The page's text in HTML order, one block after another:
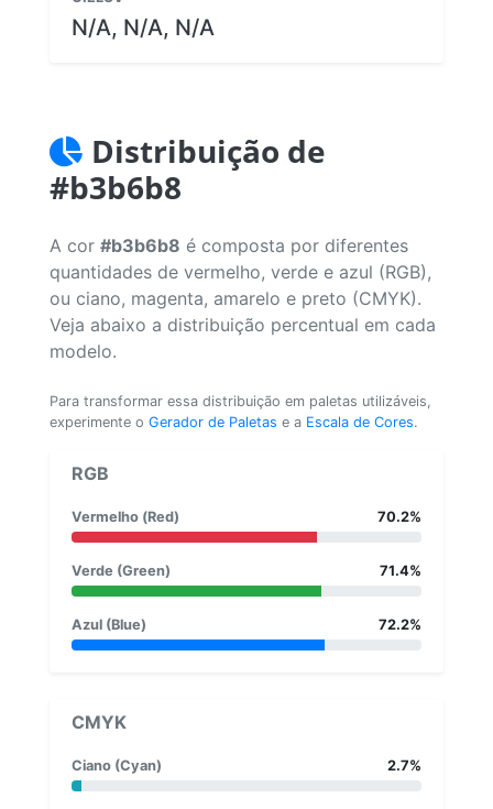
N/A, N/A, N/A
Distribuição de
#b3b6b8
A cor #b3b6b8 é composta por diferentes
quantidades de vermelho, verde e azul (RGB),
ou ciano, magenta, amarelo e preto (CMYK).
Veja abaixo a distribuição percentual em cada
modelo.
Para transformar essa distribuição em paletas utilizáveis,
experimente o Gerador de Paletas e a Escala de Cores.
RGB
Vermelho (Red) 70.2%
Verde (Green) 71.4%
Azul (Blue) 72.2%
CMYK
Ciano (Cyan) 2.7%